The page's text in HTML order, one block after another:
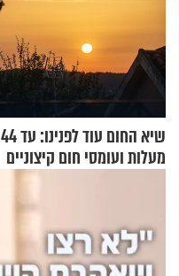
שיא החום עוד לפנינו: עד 44
מעלות ועומסי חום קיצוניים